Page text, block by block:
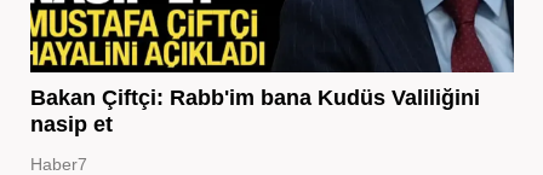
Bakan Çiftçi: Rabb'im bana Kudüs Valiliğini
nasip et
Haber7